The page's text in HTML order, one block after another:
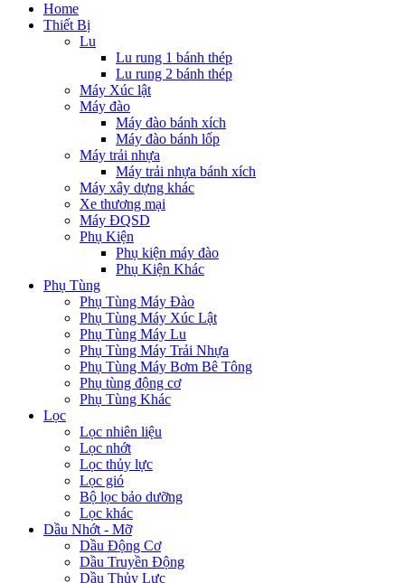
Home
Thiết Bị
Lu
Lu rung 1 bánh thép
Lu rung 2 bánh thép
Máy Xúc lật
Máy đào
Máy đào bánh xích
Máy đào bánh lốp
Máy trải nhựa
Máy trải nhựa bánh xích
Máy xây dựng khác
Xe thương mại
Máy ĐQSD
Phụ Kiện
Phụ kiện máy đào
Phụ Kiện Khác
Phụ Tùng
Phụ Tùng Máy Đào
Phụ Tùng Máy Xúc Lật
Phụ Tùng Máy Lu
Phụ Tùng Máy Trải Nhựa
Phụ Tùng Máy Bơm Bê Tông
Phụ tùng động cơ
Phụ Tùng Khác
Lọc
Lọc nhiên liệu
Lọc nhớt
Lọc thủy lực
Lọc gió
Bộ lọc bảo dưỡng
Lọc khác
Dầu Nhớt - Mỡ
Dầu Động Cơ
Dầu Truyền Động
Dầu Thủy Lực